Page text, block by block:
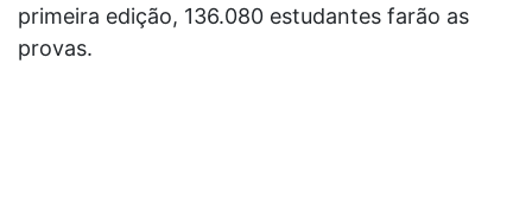
primeira edição, 136.080 estudantes farão as
provas.